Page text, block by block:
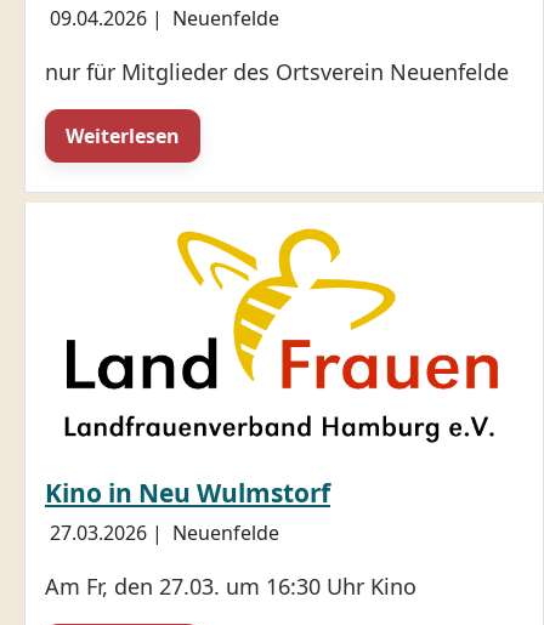
09.04.2026 | Neuenfelde
nur für Mitglieder des Ortsverein Neuenfelde
Weiterlesen
Kino in Neu Wulmstorf
27.03.2026 | Neuenfelde
Am Fr, den 27.03. um 16:30 Uhr Kino